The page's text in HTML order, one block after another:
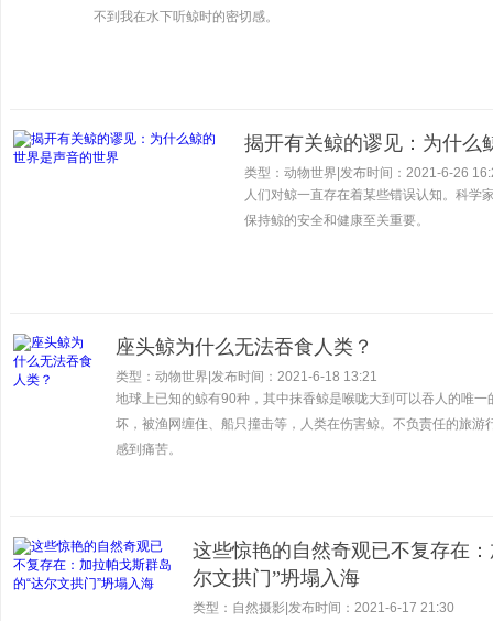
不到我在水下听鲸时的密切感。
揭开有关鲸的谬见：为什么
类型：动物世界 发布时间：2021-6-26
人们对鲸一直存在着某些错误认知。科学
保持鲸的安全和健康至关重要。
座头鲸为什么无法吞食人类？
类型：动物世界 发布时间：2021-6-18 13:21
地球上已知的鲸有90种，其中抹香鲸是喉咙大到可以吞人的唯
坏，被渔网缠住、船只撞击等，人类在伤害鲸。不负责任的旅游
感到痛苦。
这些惊艳的自然奇观已不复存在
尔文拱门”坍塌入海
类型：自然摄影 发布时间：2021-6-17 21:30